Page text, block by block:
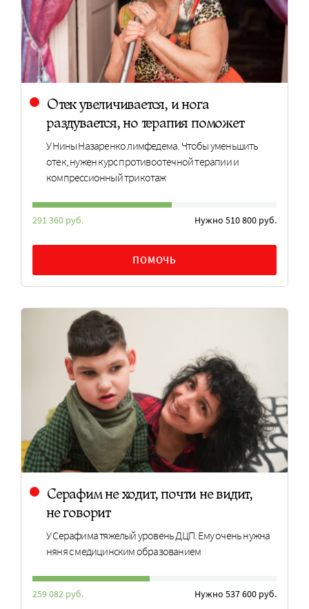
Отек увеличивается, и нога
раздувается, но терапия поможет
У Нины Назаренко лимфедема. Чтобы уменьшить
отек, нужен курс противоотечной терапии и
компрессионный трикотаж
291 360 руб. Нужно 510 800 руб.
ПОМОЧЬ
Серафим не ходит, почти не видит,
не говорит
У Серафима тяжелый уровень ДЦП. Ему очень нужна
няня с медицинским образованием
259 082 руб. Нужно 537 600 руб.